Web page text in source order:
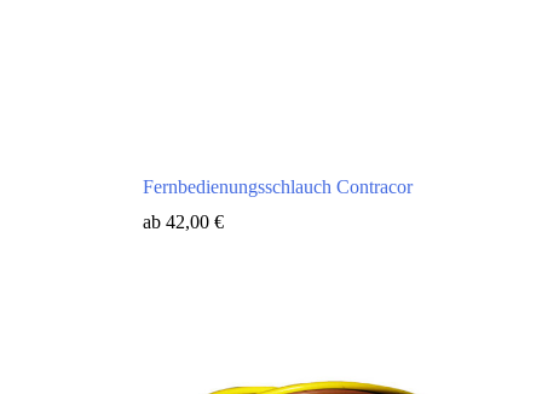
Fernbedienungsschlauch Contracor
ab 42,00 €